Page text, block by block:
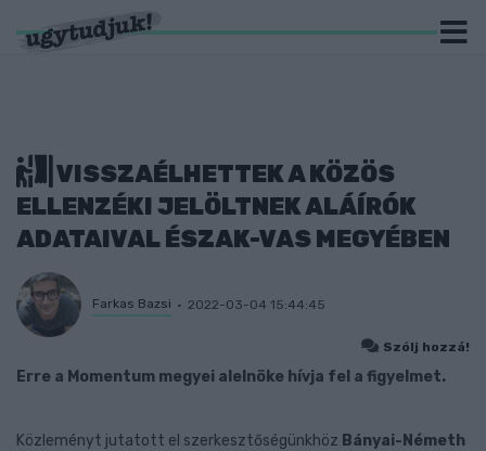
VISSZAÉLHETTEK A KÖZÖS
ELLENZÉKI JELÖLTNEK ALÁÍRÓK
ADATAIVAL ÉSZAK-VAS MEGYÉBEN
Farkas Bazsi 2022-03-04 15:44:45
Szólj hozzá!
Erre a Momentum megyei alelnöke hívja fel a figyelmet.
Közleményt jutatott el szerkesztőségünkhöz Bányai-Németh